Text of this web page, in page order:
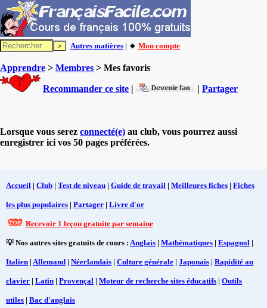
Autres matières | 🔸 Mon compte
Apprendre > Membres > Mes favoris
Recommander ce site | | Partager
Lorsque vous serez connecté(e) au club, vous pourrez aussi
enregistrer ici vos 50 pages préférées.
Accueil | Club | Test de niveau | Guide de travail | Meilleures fiches | Fiches
les plus populaires | Partager | Livre d'or
Recevoir 1 leçon gratuite par semaine
💡 Nos autres sites gratuits de cours : Anglais | Mathématiques | Espagnol |
Italien | Allemand | Néerlandais | Culture générale | Japonais | Rapidité au
clavier | Latin | Provençal | Moteur de recherche sites éducatifs | Outils
utiles | Bac d'anglais